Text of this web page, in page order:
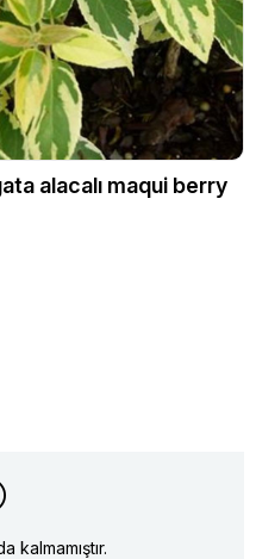
alacalı maqui berry
kalmamıştır.